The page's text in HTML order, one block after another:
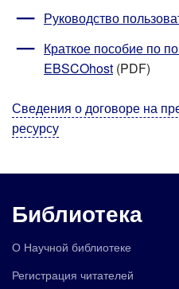
Руководство
Краткое пособие по
EBSCOhost (PDF)
Сведения о договоре на
ресурсу
Библиотека
О Научной библиотеке
Регистрация читателей